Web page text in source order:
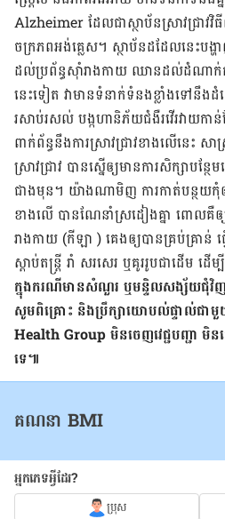
Alzheimer ​ដែល​ជា​ស្ថាប័ន​​ស្រាវជ្រាវវិ
ចក្រភព​អង់គ្លេស។ ស្ថាប័ន​ដដែល​នេះ​​​បង្ហ
ដល់​​ប្រព័ន្ធ​ស៊ាំ​រាង​កាយ​​ ឈាន​ដល់​ដំណាក់​
នេះ​ទៀត វា​​មាន​ទំនាក់​ទំនង​ខ្លាំង​​ទៅ​នឹង​
រសាប់​រសល់​ បង្ក​ហានិភ័យ​​ជំងឺ​រវើ​រវាយ​កាន់​ត
ពាក់​ព័ន្ធ​នឹង​ការ​ស្រាវជ្រាវ​ខាង​លើ​នេះ សាស្
ស្រាវជ្រាវ​ បាន​ស្នើ​ឲ្យ​​មាន​ការ​សិក្សា​បន្
ជាង​មុន​។ យ៉ាង​ណា​មិញ ការ​កាត់​បន្ថយ​​​កុំ​ឲ្យ​
ខាង​លើ​ ​បាន​ណែនាំ​ស្រដៀង​គ្នា ពោល​គឺ​​​ឲ្
រាង​កាយ (​កីឡា ​) គេង​ឲ្យ​បាន​គ្រប់​គ្រាន់
ស្តាប់​តន្រ្តី រាំ សរសេរ​ ឬ​គូរ​រូប​​ជា​ដើម ដើ
ក្នុង​ករណី​មាន​សំណួរ ឬ​មន្ទិលសង្ស័យ​ជុំវិ
សូម​ពិគ្រោះ និង​ប្រឹក្សា​យោបល់​ផ្ទាល់​ជា
Health Group មិន​ចេញ​វេជ្ជបញ្ជា មិន​
ទេ៕
គណនា BMI
អ្នកភេទអ្វីដែរ?
ប្រុស